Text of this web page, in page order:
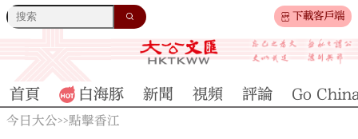
下載客戶端
首頁 白海豚 新聞 視頻 評論 Go
今日大公>>點擊香江